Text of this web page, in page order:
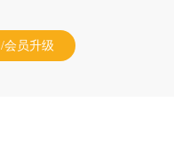
会员升级